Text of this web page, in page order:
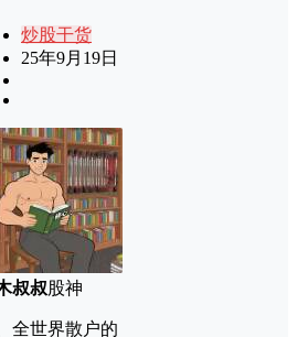
炒股干货
25年9月19日
叔叔股神
全世界散户的